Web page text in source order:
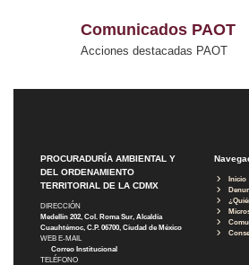
Comunicados PAOT
Acciones destacadas PAOT
PROCURADURÍA AMBIENTAL Y
DEL ORDENAMIENTO
TERRITORIAL DE LA CDMX
DIRECCIÓN
Medellín 202, Col. Roma Sur, Alcaldía
Cuauhtémoc, C.P. 06700, Ciudad de México
WEB E-MAIL
Correo Institucional
TELÉFONO
Inicio